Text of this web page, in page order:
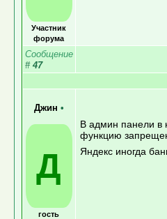
Участник
форума
Сообщение
# 47
Джин •
Д
гость
В админ панели в
функцию
Яндекс иногда